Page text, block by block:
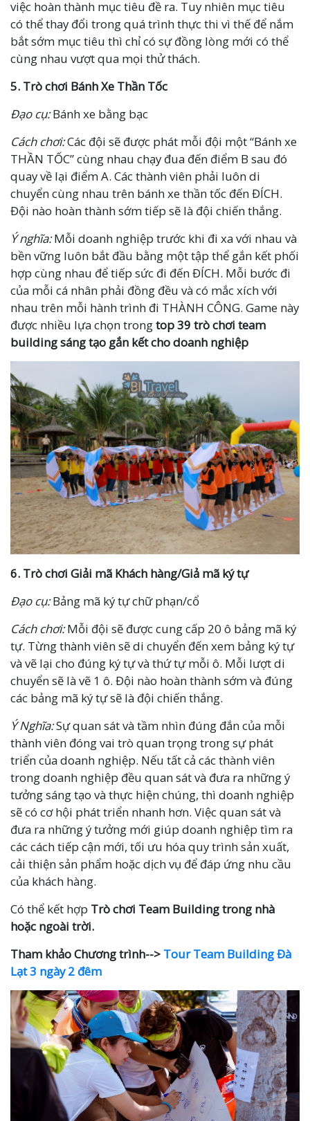
việc hoàn thành mục tiêu đề ra. Tuy nhiên mục tiêu
có thể thay đổi trong quá trình thực thi vì thế để nắm
bắt sớm mục tiêu thì chỉ có sự đồng lòng mới có thể
cùng nhau vượt qua mọi thử thách.
5. Trò chơi Bánh Xe Thần Tốc
Đạo cụ:Bánh xe bằng bạc
Cách chơi:Các đội sẽ được phát mỗi đội một “Bánh xe
THẦN TỐC” cùng nhau chạy đua đến điểm B sau đó
quay về lại điểm A. Các thành viên phải luôn di
chuyển cùng nhau trên bánh xe thần tốc đến ĐÍCH.
Đội nào hoàn thành sớm tiếp sẽ là đội chiến thắng.
Ý nghĩa:Mỗi doanh nghiệp trước khi đi xa với nhau và
bền vững luôn bắt đầu bằng một tập thể gắn kết phối
hợp cùng nhau để tiếp sức đi đến ĐÍCH. Mỗi bước đi
của mỗi cá nhân phải đồng đều và có mắc xích với
nhau trên mỗi hành trình đi THÀNH CÔNG. Game này
được nhiều lựa chọn trongtop 39 trò chơi team
building sáng tạo gắn kết cho doanh nghiệp
6. Trò chơi Giải mã Khách hàng/Giả mã ký tự
Đạo cụ:Bảng mã ký tự chữ phạn/cổ
Cách chơi:Mỗi đội sẽ được cung cấp 20 ô bảng mã ký
tự. Từng thành viên sẽ di chuyển đến xem bảng ký tự
và vẽ lại cho đúng ký tự và thứ tự mỗi ô. Mỗi lượt di
chuyển sẽ là vẽ 1 ô. Đội nào hoàn thành sớm và đúng
các bảng mã ký tự sẽ là đội chiến thắng.
Ý Nghĩa:Sự quan sát và tầm nhìn đúng đắn của mỗi
thành viên đóng vai trò quan trọng trong sự phát
triển của doanh nghiệp. Nếu tất cả các thành viên
trong doanh nghiệp đều quan sát và đưa ra những ý
tưởng sáng tạo và thực hiện chúng, thì doanh nghiệp
sẽ có cơ hội phát triển nhanh hơn. Việc quan sát và
đưa ra những ý tưởng mới giúp doanh nghiệp tìm ra
các cách tiếp cận mới, tối ưu hóa quy trình sản xuất,
cải thiện sản phẩm hoặc dịch vụ để đáp ứng nhu cầu
của khách hàng.
Có thể kết hợp Trò chơi Team Building trong nhà
hoặc ngoài trời.
Tham khảo Chương trình--> Tour Team Building Đà
Lạt 3 ngày 2 đêm